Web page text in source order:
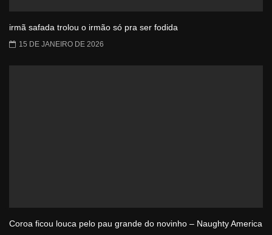
irmã safada trolou o irmão só pra ser fodida
15 DE JANEIRO DE 2026
Coroa ficou louca pelo pau grande do novinho – Naughty America